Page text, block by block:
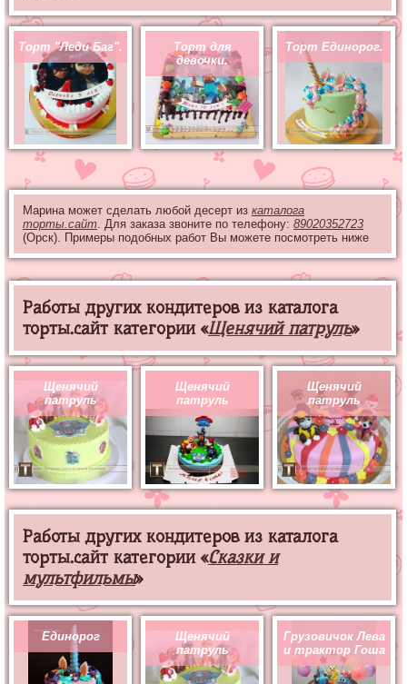
Торт "Леди Баг".
Торт для
девочки.
Торт Единорог.
Марина может сделать любой десерт из каталога
торты.сайт. Для заказа звоните по телефону: 89020352723
(Орск). Примеры подобных работ Вы можете посмотреть ниже
Работы других кондитеров из каталога
торты.сайт категории «Щенячий патруль»
Щенячий
патруль
Щенячий
патруль
Щенячий
патруль
Работы других кондитеров из каталога
торты.сайт категории «Сказки и
мультфильмы»
Единорог
Щенячий
патруль
Грузовичок Лева
и трактор Гоша